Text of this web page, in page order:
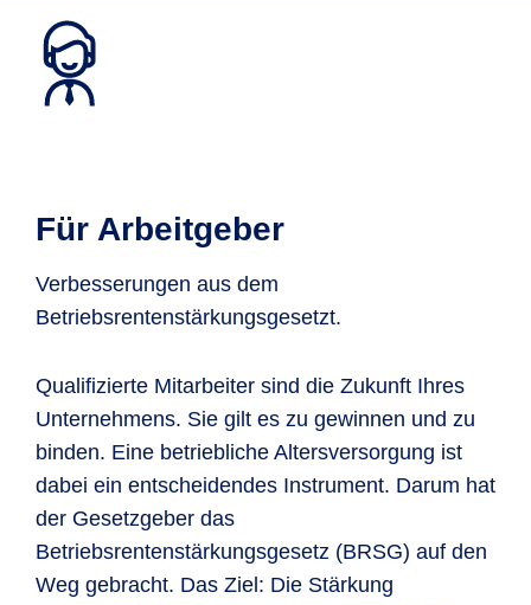
Für Arbeitgeber
Verbesserungen aus dem
Betriebsrentenstärkungsgesetzt.
Qualifizierte Mitarbeiter sind die Zukunft Ihres
Unternehmens. Sie gilt es zu gewinnen und zu
binden. Eine betriebliche Altersversorgung ist
dabei ein entscheidendes Instrument. Darum hat
der Gesetzgeber das
Betriebsrentenstärkungsgesetz (BRSG) auf den
Weg gebracht. Das Ziel: Die Stärkung